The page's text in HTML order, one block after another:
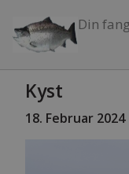
Din
Kyst
18. Februar 2024